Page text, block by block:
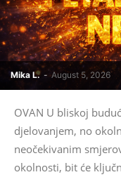
Mika L. - August 5, 2026
OVAN U bliskoj
djelovanjem, no
neočekivanim
okolnosti, bit će